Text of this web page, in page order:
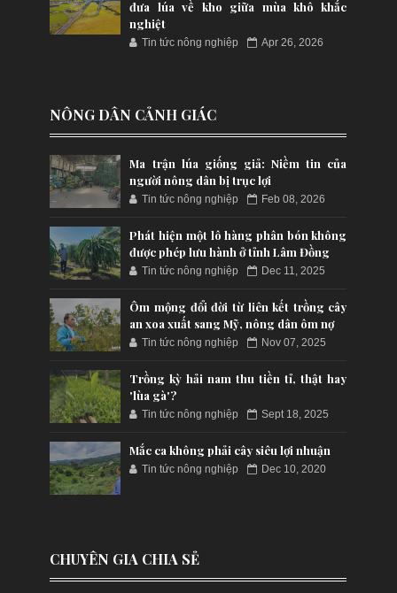
đưa lúa về kho giữa mùa khô khắc
nghiệt
Tin tức nông nghiệp Apr 26, 2026
NÔNG DÂN CẢNH GIÁC
Ma trận lúa giống giả: Niềm tin của
người nông dân bị trục lợi
Tin tức nông nghiệp Feb 08, 2026
Phát hiện một lô hàng phân bón không
được phép lưu hành ở tỉnh Lâm Đồng
Tin tức nông nghiệp Dec 11, 2025
Ôm mộng đổi đời từ liên kết trồng cây
an xoa xuất sang Mỹ, nông dân ôm nợ
Tin tức nông nghiệp Nov 07, 2025
Trồng kỳ hải nam thu tiền tỉ, thật hay
'lùa gà'?
Tin tức nông nghiệp Sept 18, 2025
Mắc ca không phải cây siêu lợi nhuận
Tin tức nông nghiệp Dec 10, 2020
CHUYÊN GIA CHIA SẺ